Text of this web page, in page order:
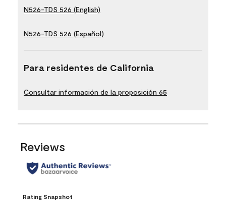
N526-TDS 526 (English)
N526-TDS 526 (Español)
Para residentes de California
Consultar información de la proposición 65
Reviews
Rating Snapshot